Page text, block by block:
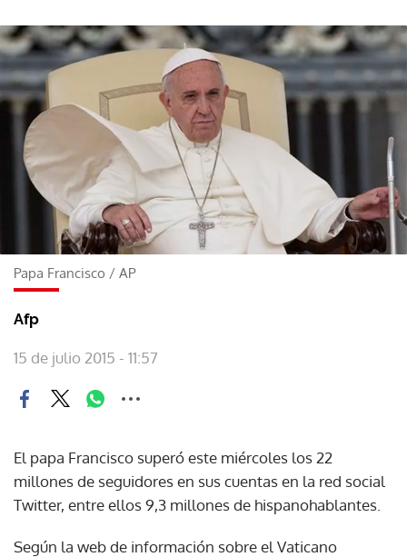
Papa Francisco / AP
Afp
15 de julio 2015 - 11:57
El papa Francisco superó este miércoles los 22
millones de seguidores en sus cuentas en la red social
Twitter, entre ellos 9,3 millones de hispanohablantes.
Según la web de información sobre el Vaticano